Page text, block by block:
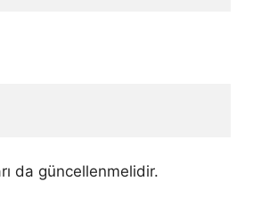
da güncellenmelidir.